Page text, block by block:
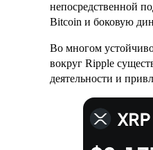
непосредственной
Bitcoin и боковую
Во многом
вокруг Ripple
деятельности и